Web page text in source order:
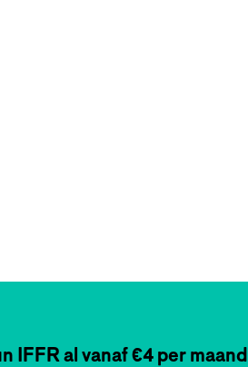
IFFR al vanaf €4 per maand